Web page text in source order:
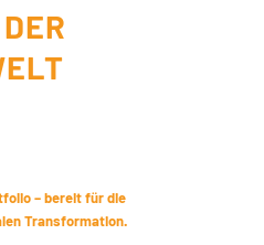
– bereit für die
Transformation.